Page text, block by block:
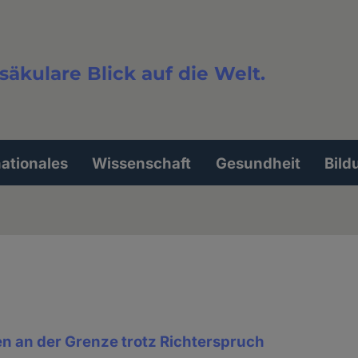
Blick auf die Welt.
Wissenschaft Gesundheit
an der Grenze trotz Richterspruch